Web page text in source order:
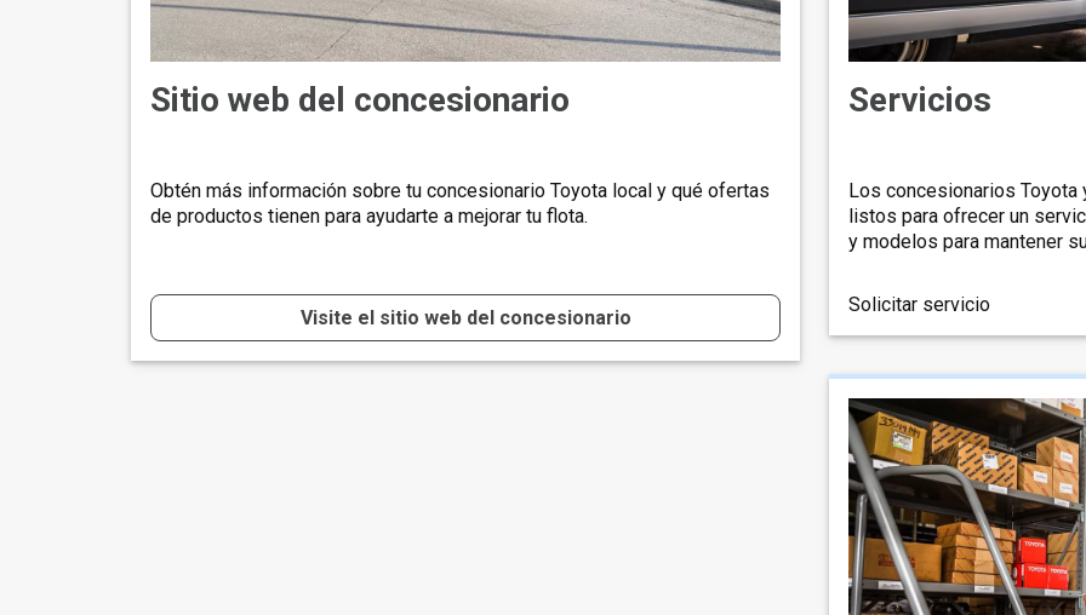
Sitio web del concesionario
Obtén más información sobre tu concesionario Toyota local y qué ofertas
de productos tienen para ayudarte a mejorar tu flota.
Visite el sitio web del concesionario
Servicios
Los concesionarios
listos para ofrecer un
y modelos para mantener
Solicitar servicio